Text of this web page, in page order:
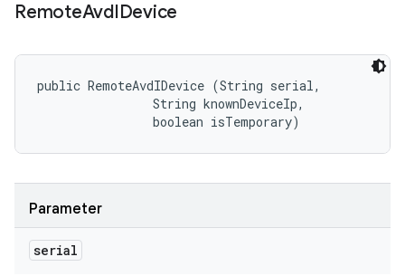
RemoteAvdIDevice
public RemoteAvdIDevice (String serial,
                String knownDeviceIp,
                boolean isTemporary)
Parameter
serial